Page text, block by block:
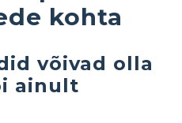
kohta
võivad olla
ainult